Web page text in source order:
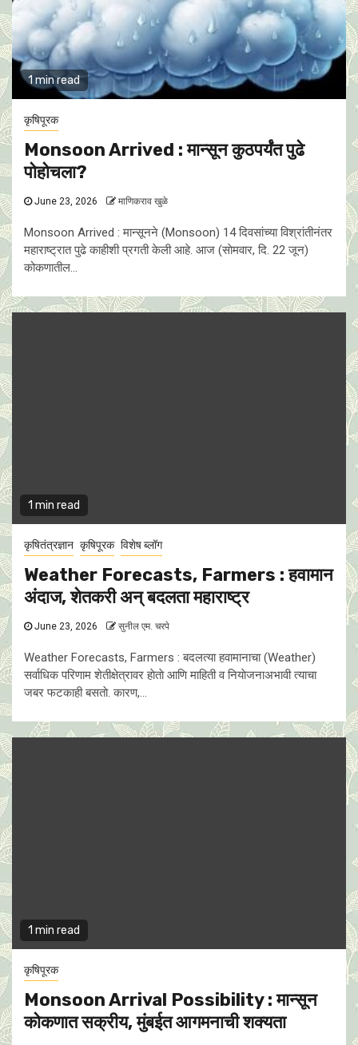
1 min read
कृषिपूरक
Monsoon Arrived : मान्सून कुठपर्यंत पुढे
पाेहाेचला?
June 23, 2026 माणिकराव खुळे
Monsoon Arrived : मान्सूनने (Monsoon) 14 दिवसांच्या विश्रांतीनंतर
महाराष्ट्रात पुढे काहीशी प्रगती केली आहे. आज (साेमवार, दि. 22 जून)
कोकणातील...
1 min read
कृषितंत्रज्ञान कृषिपूरक विशेष ब्लॉग
Weather Forecasts, Farmers : हवामान
अंदाज, शेतकरी अन् बदलता महाराष्ट्र
June 23, 2026 सुनील एम. चरपे
Weather Forecasts, Farmers : बदलत्या हवामानाचा (Weather)
सर्वाधिक परिणाम शेतीक्षेत्रावर हाेताे आणि माहिती व नियाेजनाअभावी त्याचा
जबर फटकाही बसताे. कारण,...
1 min read
कृषिपूरक
Monsoon Arrival Possibility : मान्सून
काेकणात सक्रीय, मुंबईत आगमनाची शक्यता